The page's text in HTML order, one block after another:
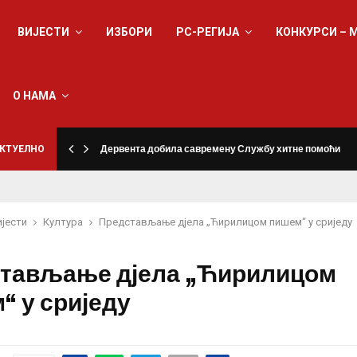
ВИЈЕСТИ ИЗБОРИ РС-РЕГИЈА КОНКУРСИ –
О НАМА
Дервента добила савремену Службу хитне помоћи
Култура Представљање дјела „Ћирилицом пишем“ у сриједу
дјела „Ћирилицом
у сриједу